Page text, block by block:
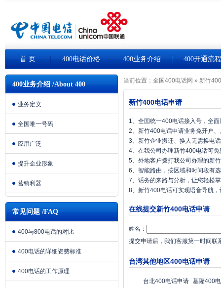
首 页 400电话价格 400业务介绍 400开通流程
400业务介绍 /About 400
业务定义
全国唯一号码
应用广泛
提升企业形象
营销利器
常见问题 /FAQ
400与800电话的对比
400电话的详细资费标准
400电话的工作原理
当前位置： 全国400电话网 » 新竹
新竹400电话申请
1、全国统一400电话接入号，全
2、新竹400电话申请业务免开户
3、新竹企业搬迁、换人无需换电
4、在我公司办理新竹400电话可
5、外地客户拨打我公司办理的新
6、智能路由，按区域和时间段有
7、话务的来路与分析，让您轻松
8、新竹400电话可实现语音导航
在线提交新竹400电话申请
姓名：
提交申请后，我们客服第一时间联
台湾其他地区400电话申请
台北400电话申请 基隆400